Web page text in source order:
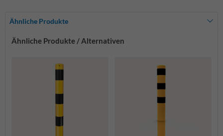
Ähnliche Produkte
Ähnliche Produkte / Alternativen